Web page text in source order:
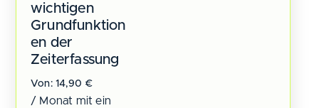
wichtigen
Grundfunktion
en der
Zeiterfassung
Von: 14,90 €
/ Monat mit ein